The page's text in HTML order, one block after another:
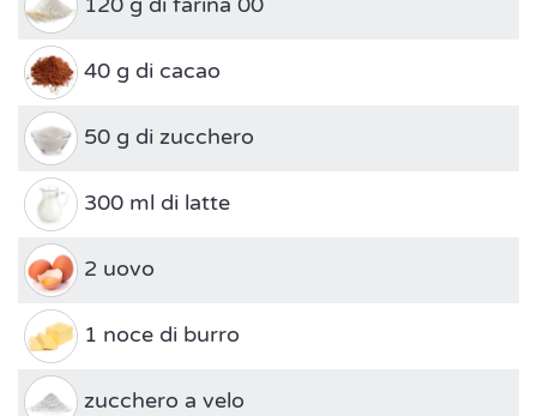
40 g di cacao
50 g di zucchero
300 ml di latte
2 uovo
1 noce di burro
zucchero a velo